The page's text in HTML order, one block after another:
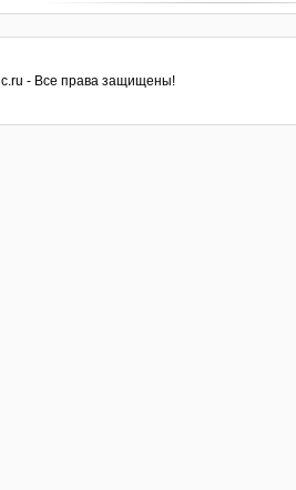
- Все права защищены!